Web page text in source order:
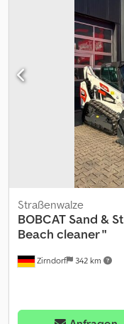
ausdrücklich
allgemeinen
Gewährleistung im
ist die Beschreibung
generell ohne neue
erwünscht, unterbreiten
Partnerwerkstätten!
und/oder beschriftet
und
Zirndorf 342 km
Straßenwalze
BOBCAT Sand &
Beach cleaner "